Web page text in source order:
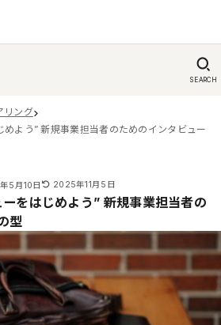
SEARCH
リング
めよう” 新規事業担当者のためのインタビュー
5月10日 2025年11月5日
をはじめよう” 新規事業担当者の
型